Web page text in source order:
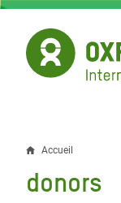
Aller
contenu
principal
Fil
d'Ariane
Accueil
donors